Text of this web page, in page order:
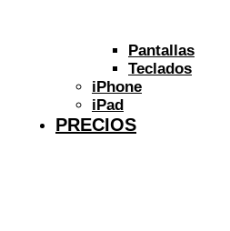
Pantallas
Teclados
iPhone
iPad
PRECIOS